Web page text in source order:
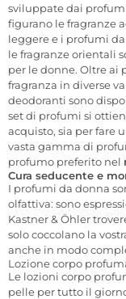
sviluppate dai
figurano le fragranze
leggere e i profumi
le fragranze orientali
per le donne. Oltre ai
fragranza in diverse
deodoranti sono
set di profumi si
acquisto, sia per fare
vasta gamma di
profumo preferito nel
Cura seducente e
I profumi da donna
olfattiva: sono
Kastner & Öhler
solo coccolano la
anche in modo
Lozione corpo
Le lozioni corpo
pelle per tutto il